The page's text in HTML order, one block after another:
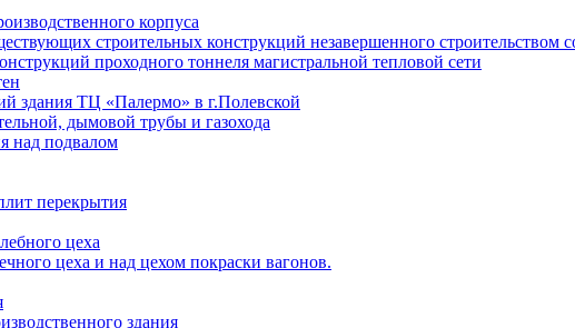
корпуса
строительных конструкций незавершенного строительством
проходного тоннеля магистральной тепловой сети
здания ТЦ «Палермо» в г.Полевской
дымовой трубы и газохода
над подвалом
перекрытия
цеха
цеха и над цехом покраски вагонов.
здания